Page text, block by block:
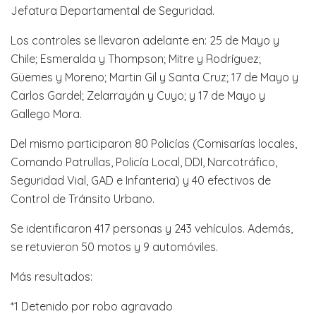
Jefatura Departamental de Seguridad.
Los controles se llevaron adelante en: 25 de Mayo y
Chile; Esmeralda y Thompson; Mitre y Rodríguez;
Güemes y Moreno; Martin Gil y Santa Cruz; 17 de Mayo y
Carlos Gardel; Zelarrayán y Cuyo; y 17 de Mayo y
Gallego Mora.
Del mismo participaron 80 Policías (Comisarías locales,
Comando Patrullas, Policía Local, DDI, Narcotráfico,
Seguridad Vial, GAD e Infanteria) y 40 efectivos de
Control de Tránsito Urbano.
Se identificaron 417 personas y 243 vehículos. Además,
se retuvieron 50 motos y 9 automóviles.
Más resultados:
*1 Detenido por robo agravado